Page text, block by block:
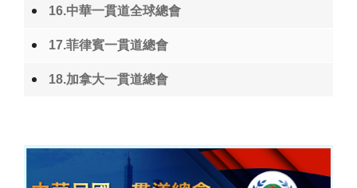
16.中華一貫道全球總會
17.菲律賓一貫道總會
18.加拿大一貫道總會